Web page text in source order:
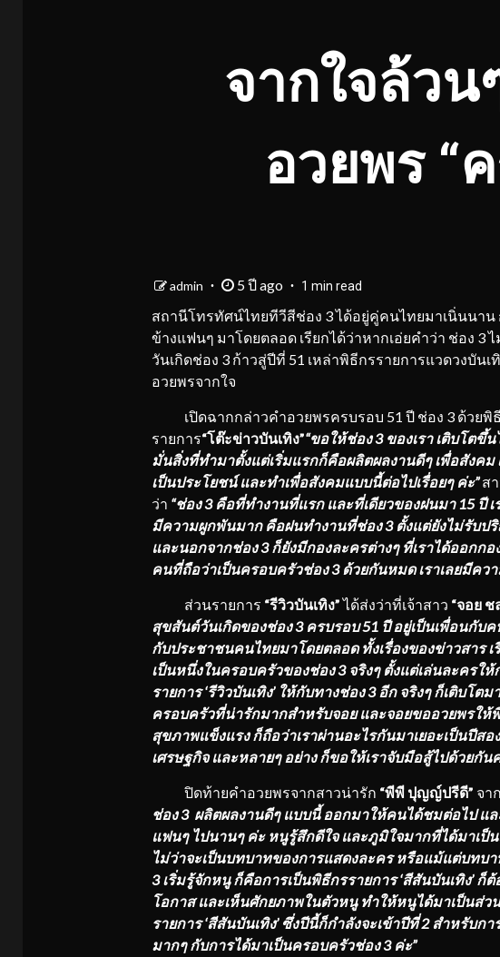
จากใจล้วน
อวยพร “
admin 5 ปี ago 1 min read
สถานีโทรทัศน์ไทยทีวีสีช่อง 3 ได้อยู่คู่คนไทยมาเนิ่นนาน
ข้างแฟนๆ มาโดยตลอด เรียกได้ว่าหากเอ่ยคำว่า ช่อง
วันเกิดช่อง 3 ก้าวสู่ปีที่ 51 เหล่าพิธีกรรายการแวดวงบัน
อวยพรจากใจ
เปิดฉากกล่าวคำอวยพรครบรอบ 51 ปี ช่อง 3 ด้วยพิ
รายการ“โต๊ะข่าวบันเทิง”“ขอให้ช่อง 3 ของเรา เติบโตขึ้
มั่นสิ่งที่ทำมาตั้งแต่เริ่มแรกก็คือผลิตผลงานดีๆ เพื่อสังค
เป็นประโยชน์ และทำเพื่อสังคมแบบนี้ต่อไปเรื่อยๆ ค่ะ”สา
ว่า “ช่อง 3 คือที่ทำงานที่แรก และที่เดียวของฝนมา 15 ปี
มีความผูกพันมาก คือฝนทำงานที่ช่อง 3 ตั้งแต่ยังไม่รับป
และนอกจากช่อง 3 ก็ยังมีกองละครต่างๆ ที่เราได้ออกก
คนที่ถือว่าเป็นครอบครัวช่อง 3 ด้วยกันหมด เราเลยมีคว
ส่วนรายการ “รีวิวบันเทิง”ได้ส่งว่าที่เจ้าสาว “จอย ช
สุขสันต์วันเกิดของช่อง 3 ครบรอบ 51 ปี อยู่เป็นเพื่อนกั
กับประชาชนคนไทยมาโดยตลอด ทั้งเรื่องของข่าวสาร
เป็นหนึ่งในครอบครัวของช่อง 3 จริงๆ ตั้งแต่เล่นละครใ
รายการ‘รีวิวบันเทิง’ ให้กับทางช่อง 3 อีก จริงๆ ก็เติบโ
ครอบครัวที่น่ารักมากสำหรับจอย และจอยขออวยพรใ
สุขภาพแข็งแรง ก็ถือว่าเราผ่านอะไรกันมาเยอะเป็นปีส
เศรษฐกิจ และหลายๆ อย่าง ก็ขอให้เราจับมือสู้ไปด้วยกัน
ปิดท้ายคำอวยพรจากสาวน่ารัก “พีพี ปุญญ์ปรีดี” จา
ช่อง 3 ผลิตผลงานดีๆ แบบนี้ ออกมาให้คนได้ชมต่อไป แ
แฟนๆ ไปนานๆ ค่ะ หนูรู้สึกดีใจ และภูมิใจมากที่ได้มาเป็
ไม่ว่าจะเป็นบทบาทของการแสดงละคร หรือแม้แต่บทบ
3 เริ่มรู้จักหนู ก็คือการเป็นพิธีกรรายการ‘สีสันบันเทิง’
โอกาส และเห็นศักยภาพในตัวหนู ทำให้หนูได้มาเป็นส่ว
รายการ ‘สีสันบันเทิง’ ซึ่งปีนี้ก็กำลังจะเข้าปีที่ 2 สำหรับ
มากๆ กับการได้มาเป็นครอบครัวช่อง 3 ค่ะ”